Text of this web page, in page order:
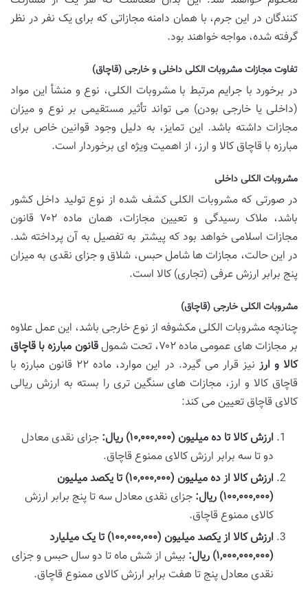
کنندگان در این جرم، با همان دامنه مجازاتی که برای یک نفر در نظر
گرفته شده، مواجه خواهند بود.
تفاوت مجازات مشروبات الکلی داخلی و خارجی (قاچاق)
در برخورد با جرایم مرتبط با مشروبات الکلی، نوع و منشأ این مواد
(داخلی یا خارجی بودن) می تواند تأثیر مستقیمی بر نوع و میزان
مجازات داشته باشد. این تمایز، به دلیل وجود قوانین خاص برای
مبارزه با قاچاق کالا و ارز، از اهمیت ویژه ای برخوردار است.
مشروبات الکلی داخلی
در صورتی که مشروبات الکلی کشف شده از نوع تولید داخل کشور
باشد، ملاک رسیدگی و تعیین مجازات، همان ماده ۷۰۲ قانون
مجازات اسلامی خواهد بود که پیشتر به تفصیل به آن پرداخته شد.
در این حالت، مجازات ها شامل حبس، شلاق و جزای نقدی به میزان
پنج برابر ارزش عرفی (تجاری) کالا است.
مشروبات الکلی خارجی (قاچاق)
چنانچه مشروبات الکلی مکشوفه از نوع خارجی باشد، این عمل علاوه
بر مجازات های عمومی ماده ۷۰۲، تحت شمول
قانون مبارزه با قاچاق
کالا و ارز
نیز قرار می گیرد. در این موارد، ماده ۲۲ قانون مبارزه با
قاچاق کالا و ارز، مجازات های سنگین تری را بسته به ارزش ریالی
کالای قاچاق تعیین می کند:
ارزش کالا تا ده میلیون (۱۰,۰۰۰,۰۰۰) ریال:
جزای نقدی معادل
دو تا سه برابر ارزش کالای ممنوع قاچاق.
ارزش کالا از ده میلیون (۱۰,۰۰۰,۰۰۰) تا یکصد میلیون
(۱۰۰,۰۰۰,۰۰۰) ریال:
جزای نقدی معادل سه تا پنج برابر ارزش
کالای ممنوع قاچاق.
ارزش کالا از یکصد میلیون (۱۰۰,۰۰۰,۰۰۰) تا یک میلیارد
(۱,۰۰۰,۰۰۰,۰۰۰) ریال:
بیش از شش ماه تا دو سال حبس و جزای
نقدی معادل پنج تا هفت برابر ارزش کالای ممنوع قاچاق.